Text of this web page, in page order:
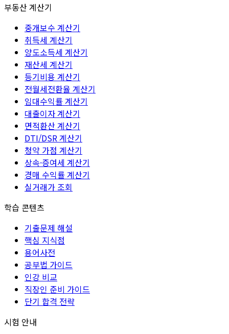
부동산 계산기
중개보수 계산기
취득세 계산기
양도소득세 계산기
재산세 계산기
등기비용 계산기
전월세전환율 계산기
임대수익률 계산기
대출이자 계산기
면적환산 계산기
DTI/DSR 계산기
청약 가점 계산기
상속·증여세 계산기
경매 수익률 계산기
실거래가 조회
학습 콘텐츠
기출문제 해설
핵심 지식점
용어사전
공부법 가이드
인강 비교
직장인 준비 가이드
단기 합격 전략
시험 안내